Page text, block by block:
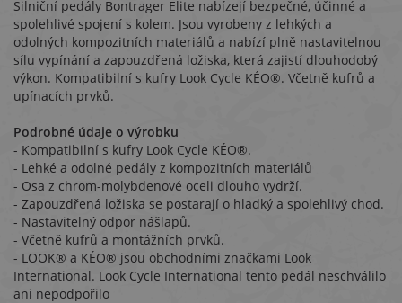
Silniční pedály Bontrager Elite nabízejí bezpečné, účinné a
spolehlivé spojení s kolem. Jsou vyrobeny z lehkých a
odolných kompozitních materiálů a nabízí plně nastavitelnou
sílu vypínání a zapouzdřená ložiska, která zajistí dlouhodobý
výkon. Kompatibilní s kufry Look Cycle KÉO®. Včetně kufrů a
upínacích prvků.
Podrobné údaje o výrobku
- Kompatibilní s kufry Look Cycle KÉO®.
- Lehké a odolné pedály z kompozitních materiálů
- Osa z chrom-molybdenové oceli dlouho vydrží.
- Zapouzdřená ložiska se postarají o hladký a spolehlivý chod.
- Nastavitelný odpor nášlapů.
- Včetně kufrů a montážních prvků.
- LOOK® a KÉO® jsou obchodními značkami Look
International. Look Cycle International tento pedál neschválilo
ani nepodpořilo